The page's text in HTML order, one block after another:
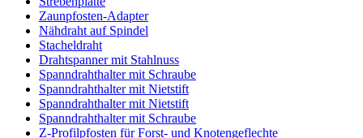
Zaunpfosten-Adapter
Nähdraht auf Spindel
Stacheldraht
Drahtspanner mit Stahlnuss
Spanndrahthalter mit Schraube
Spanndrahthalter mit Nietstift
Spanndrahthalter mit Nietstift
Spanndrahthalter mit Schraube
Z-Profilpfosten für Forst- und Knotengeflechte